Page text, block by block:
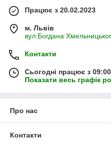
Працює з 20.02.2023
м. Львів
вул.Богдана
Контакти
Сьогодні працює з
Показати весь графік
Про нас
Контакти